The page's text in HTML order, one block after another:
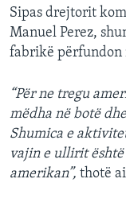
Sipas drejtorit
Manuel Perez,
fabrikë përfundon
“Për ne tregu
mëdha në botë
Shumica e
vajin e ullirit
amerikan”, thotë